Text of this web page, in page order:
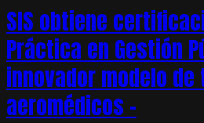
SIS obtiene
Práctica en Gestión
innovador modelo
aeromédicos –